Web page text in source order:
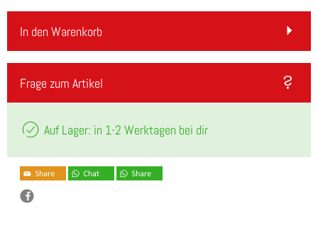
In den Warenkorb
Frage zum Artikel
Auf Lager: in 1-2 Werktagen bei dir